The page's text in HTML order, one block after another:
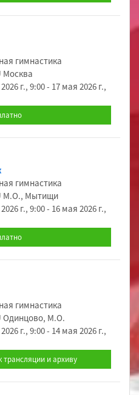
гимнастика
Москва
г., 9:00 - 17 мая 2026 г.,
гимнастика
М.О., Мытищи
г., 9:00 - 16 мая 2026 г.,
гимнастика
Одинцово, М.О.
г., 9:00 - 14 мая 2026 г.,
трансляции и архиву